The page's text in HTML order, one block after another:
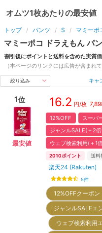
オムツ1枚あたりの最安値
トップ パンツ S マミーポ
マミーポコ ドラえもん パ
割引後にポイントと送料を含めた実質
（本ページのリンクには広告が含まれて
絞り込み キャ
1位
最安値
16.2 円/枚
12%OFF スーパ
ジャンルSALE(＋2
ウェブ検索利用(＋1
2010ポイント 送料
楽天24 (Rakuten)
5件
12%OFFクーポン
ジャンルSALE
ウェブ検索利